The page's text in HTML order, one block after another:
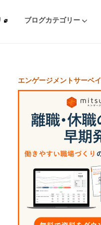
ブログカテゴリー
エンゲージメントサーベイ